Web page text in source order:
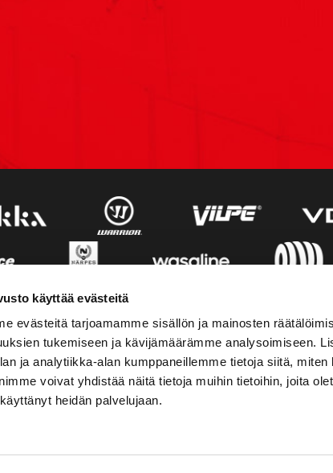
käyttää evästeitä
evästeitä tarjoamamme sisällön ja mainosten
tukemiseen ja kävijämäärämme analysoimiseen.
ja analytiikka-alan kumppaneillemme tietoja siitä,
voivat yhdistää näitä tietoja muihin tietoihin, joita
heidän palvelujaan.
YHTEYSTIEDOT